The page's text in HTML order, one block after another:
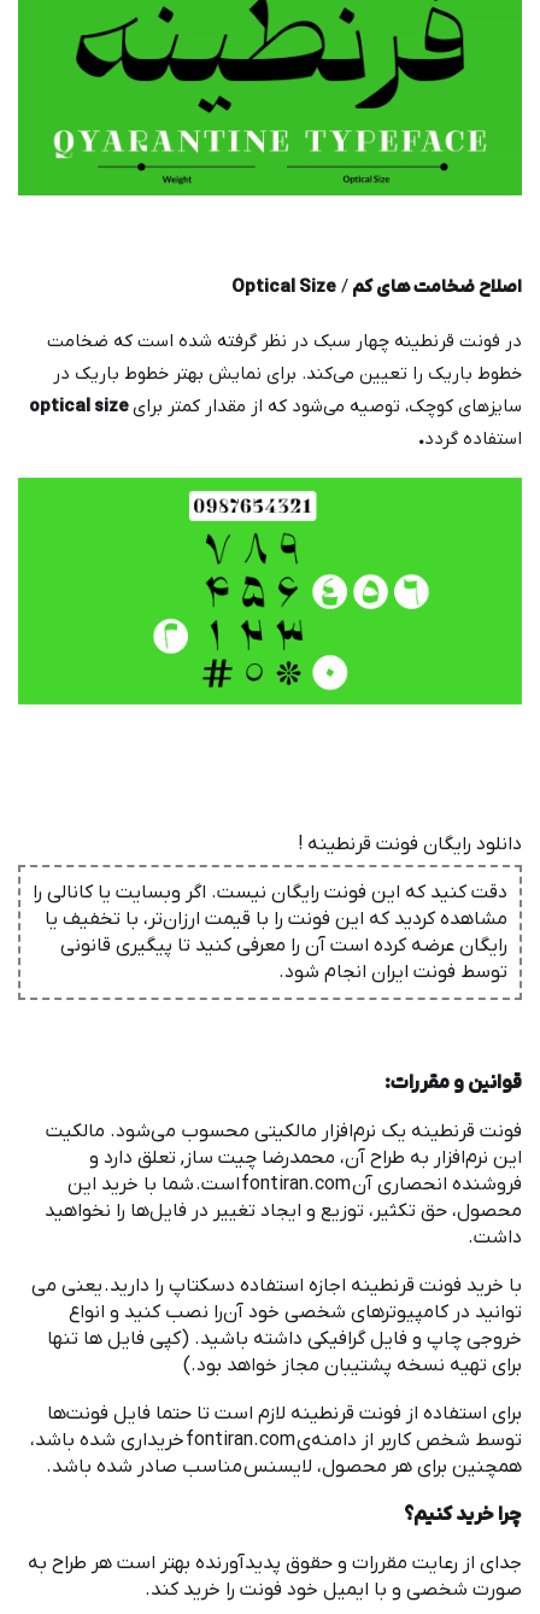
اصلاح ضخامت های کم /
Optical Size
در فونت قرنطینه چهار سبک در نظر گرفته شده است که ضخامت
خطوط باریک را تعیین می‌کند. برای نمایش بهتر خطوط باریک در
سایزهای کوچک، توصیه می‌شود که از مقدار کمتر برای
استفاده گردد.
دانلود رایگان فونت قرنطینه !
دقت کنید که این فونت رایگان نیست. اگر وبسایت یا کانالی را
مشاهده کردید که این فونت را با قیمت ارزان‌تر، با تخفیف یا
رایگان عرضه کرده است آن را معرفی کنید تا پیگیری قانونی
توسط فونت ‌ایران انجام شود.
قوانین و مقررات:
‌فونت قرنطینه یک نرمافزار مالکیتی محسوب میشود. مالکیت
این نرمافزار به طراح آن، محمدرضا چیت ساز, تعلق دارد و
فروشنده انحصاری آنfontiran.comاست.شما با خرید این
محصول، حق تکثیر، توزیع و ایجاد تغییر در فایلها را نخواهید
داشت.
با خرید ‌فونت قرنطینه اجازه استفاده دسکتاپ را دارید.یعنی می
توانید در کامپیوترهای شخصی خود آنرا نصب کنید و انواع
خروجی چاپ و فایل گرافیکی داشته باشید. (کپی فایل ها تنها
برای تهیه نسخه پشتیبان مجاز خواهد بود.)
برای استفاده از ‌فونت قرنطینه لازم است تا حتما فایل فونتها
توسط شخص کاربر از دامنهیfontiran.comخریداری شده باشد،
همچنین برای هر محصول، لایسنس مناسب صادر شده باشد.
چرا خرید کنیم؟
جدای از رعایت مقررات و حقوق پدیدآورنده بهتر است هر طراح به
صورت شخصی و با ایمیل خود فونت را خرید کند.